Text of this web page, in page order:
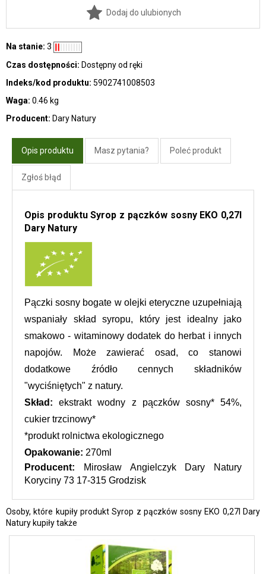
Dodaj do ulubionych
Na stanie: 3
Czas dostępności: Dostępny od ręki
Indeks/kod produktu: 5902741008503
Waga: 0.46 kg
Producent: Dary Natury
Opis produktu Masz pytania? Poleć produkt
Zgłoś błąd
Opis produktu Syrop z pączków sosny EKO 0,27l
Dary Natury
Pączki sosny bogate w olejki eteryczne uzupełniają
wspaniały skład syropu, który jest idealny jako
smakowo - witaminowy dodatek do herbat i innych
napojów. Może zawierać osad, co stanowi
dodatkowe źródło cennych składników
"wyciśniętych" z natury.
Skład: ekstrakt wodny z pączków sosny* 54%,
cukier trzcinowy*
*produkt rolnictwa ekologicznego
Opakowanie: 270ml
Producent:
Mirosław Angielczyk Dary Natury
Koryciny 73 17-315 Grodzisk
Osoby, które kupiły produkt Syrop z pączków sosny EKO 0,27l Dary
Natury kupiły także